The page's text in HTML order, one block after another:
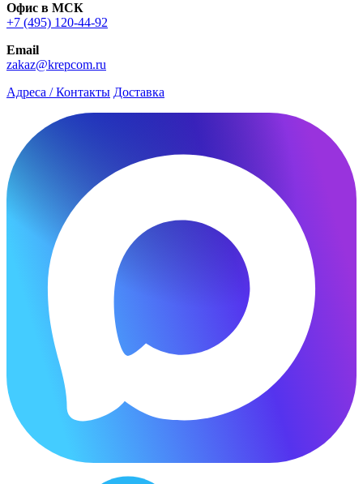
Офис в МСК
+7 (495) 120-44-92
Email
zakaz@krepcom.ru
Адреса / Контакты Доставка